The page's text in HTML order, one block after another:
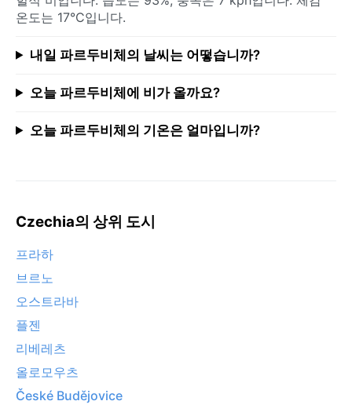
온도는 17°C입니다.
내일 파르두비체의 날씨는 어떻습니까?
오늘 파르두비체에 비가 올까요?
오늘 파르두비체의 기온은 얼마입니까?
Czechia의 상위 도시
프라하
브르노
오스트라바
플젠
리베레츠
올로모우츠
České Budějovice